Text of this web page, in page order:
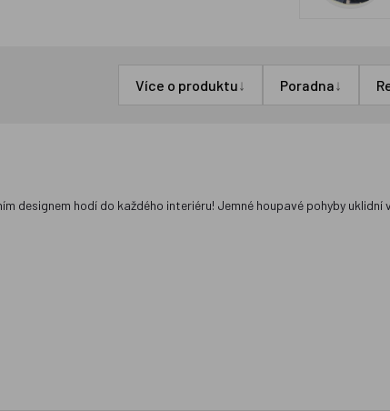
Více o produktu↓ Poradna↓
designem hodí do každého interiéru! Jemné houpavé pohyby